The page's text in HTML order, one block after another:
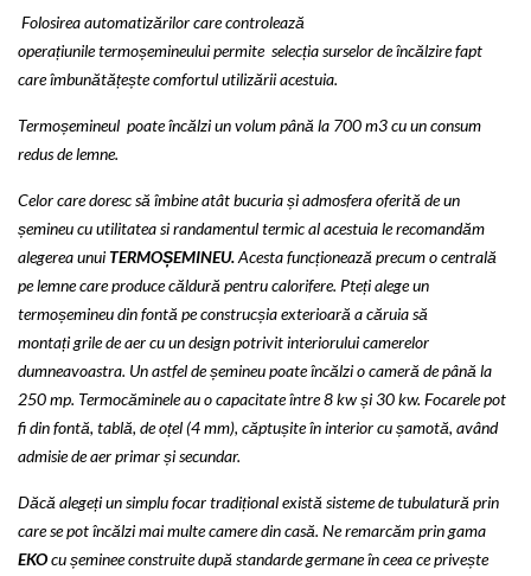
Folosirea automatizărilor care controlează
operațiunile termoșemineului permite selecția surselor de încălzire fapt
care îmbunătățește comfortul utilizării acestuia.
Termoșemineul poate încălzi un volum până la 700 m3 cu un consum
redus de lemne.
Celor care doresc să îmbine atât bucuria și admosfera oferită de un
șemineu cu utilitatea si randamentul termic al acestuia le recomandăm
alegerea unuiTERMOȘEMINEU.Acesta funcționează precum o centrală
pe lemne care produce căldură pentru calorifere. Pteți alege un
termoșemineu din fontă pe construcșia exterioară a căruia să
montați grile de aer cu un design potrivit interiorului camerelor
dumneavoastra. Un astfel de șemineu poate încălzi o cameră de până la
250 mp. Termocăminele au o capacitate între 8 kw și 30 kw. Focarele pot
fi din fontă, tablă, de oțel (4 mm), căptușite în interior cu șamotă, având
admisie de aer primar și secundar.
Dăcă alegeți un simplu focar tradițional există sisteme de tubulatură prin
care se pot încălzi mai multe camere din casă. Ne remarcăm prin gama
EKOcu șeminee construite după standarde germane în ceea ce privește